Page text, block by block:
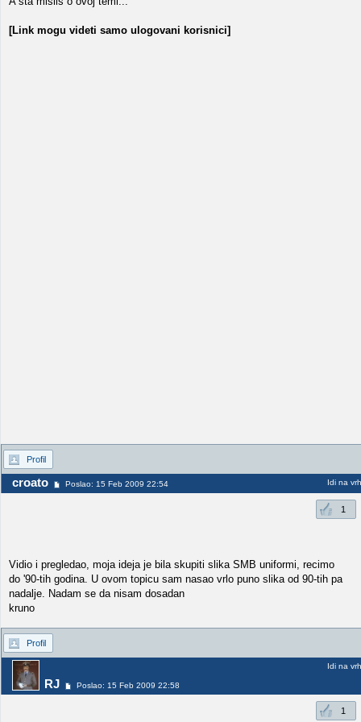
[Link mogu videti samo ulogovani korisnici]
Profil
croato Poslao: 15 Feb 2009 22:54 Idi na vrh
1
Vidio i pregledao, moja ideja je bila skupiti slika SMB uniformi, recimo
do '90-tih godina. U ovom topicu sam nasao vrlo puno slika od 90-tih pa
nadalje. Nadam se da nisam dosadan
kruno
Profil
RJ Poslao: 15 Feb 2009 22:58
Idi na vrh
1